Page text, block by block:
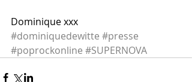
Dominique xxx
#dominiquedewitte #presse
#poprockonline #SUPERNOVA